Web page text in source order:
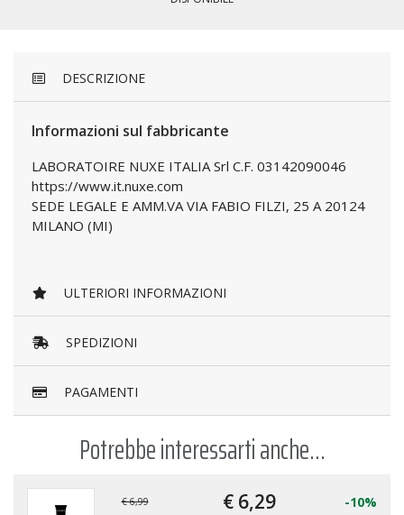
DESCRIZIONE
Informazioni sul fabbricante
LABORATOIRE NUXE ITALIA Srl C.F. 03142090046
https://www.it.nuxe.com
SEDE LEGALE E AMM.VA VIA FABIO FILZI, 25 A 20124
MILANO (MI)
ULTERIORI INFORMAZIONI
SPEDIZIONI
PAGAMENTI
Potrebbe interessarti anche...
€ 6,99 € 6,29 -10%